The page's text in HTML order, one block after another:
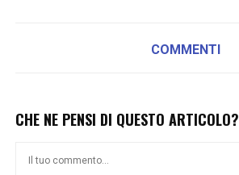
COMMENTI
CHE NE PENSI DI QUESTO ARTICOLO?